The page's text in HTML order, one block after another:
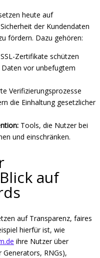
heute auf
der Kundendaten
fördern. Dazu gehören:
SSL-Zertifikate schützen
vor unbefugtem
Verifizierungsprozesse
die Einhaltung gesetzlicher
Tools, die Nutzer bei
und einschränken.
auf
auf Transparenz, faires
hierfür ist, wie
ihre Nutzer über
RNGs),